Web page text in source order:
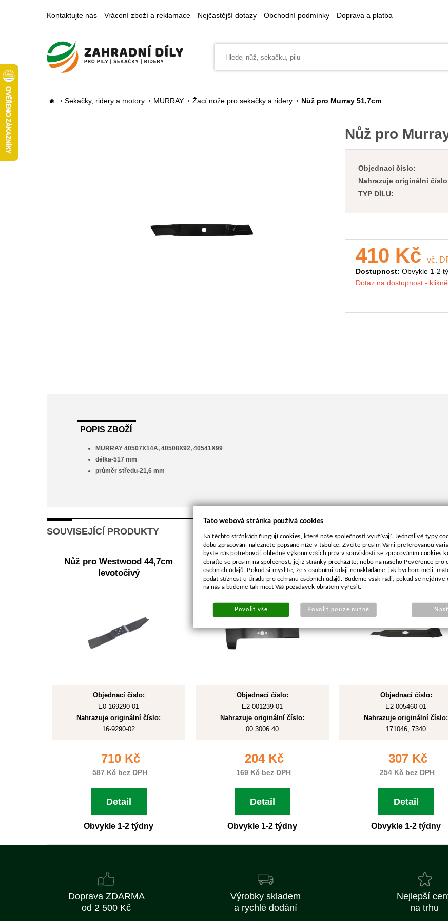
Kontaktujte nás Vrácení zboží a reklamace Nejčastější dotazy Obchodní podmínky Doprava a platba
Sekačky, ridery a motory MURRAY Žací nože pro sekačky a ridery Nůž pro Murray 51,7cm
Nůž pro
Objednací číslo:
Nahrazuje originální
TYP DÍLU:
410 Kč vč.
Dostupnost: Obvykle 1-2
Dotaz na dostupnost -
POPIS ZBOŽÍ
MURRAY 40507X14A, 40508X92, 40541X99
délka-517 mm
průměr středu-21,6 mm
SOUVISEJÍCÍ PRODUKTY
Nůž pro Westwood 44,7cm
levotočivý
Objednací číslo:
E0-169290-01
Nahrazuje originální číslo:
16-9290-02
710 Kč
587 Kč bez DPH
Detail
Obvykle 1-2 týdny
Nůž pro Kynast 39,0cm
Objednací číslo:
E2-001239-01
Nahrazuje originální číslo:
00.3006.40
204 Kč
169 Kč bez DPH
Detail
Obvykle 1-2 týdny
Nůž pro Wolf 45,0cm
Objednací číslo:
E2-005460-01
Nahrazuje originální číslo:
171046, 7340
307 Kč
254 Kč bez DPH
Detail
Obvykle 1-2 týdny
Doprava ZDARMA
od 2 500 Kč
Výrobky skladem
a rychlé dodání
Nejlepší
na trhu
Tato webová stránka používá cookies
Na těchto stránkách fungují cookies, které naše společnosti využívají. Jednotlivé typy
dobu zpracování naleznete popsané níže v tabulce. Zvolte prosím Vámi preferovanou
byste nás potřebovali ohledně výkonu vašich práv v souvislosti se zpracováním cookies
obraťte se prosím na společnost, jejíž stránky procházíte, nebo na našeho Pověřence pro
osobních údajů. Pokud si myslíte, že s osobními údaji nenakládáme, jak bychom měli,
podat stížnost u Úřadu pro ochranu osobních údajů. Budeme však rádi, pokud se
na nás a budeme tak moct Váš požadavek obratem vyřešit.
Povolit vše Povolit pouze nutné